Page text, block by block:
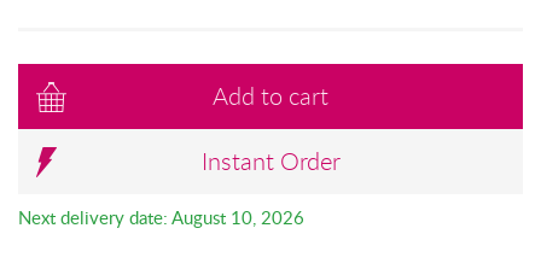
Add to cart
Instant Order
Next delivery date: August 10, 2026